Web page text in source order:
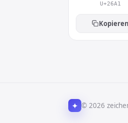
U+26A1
Kopieren
✦ © 2026